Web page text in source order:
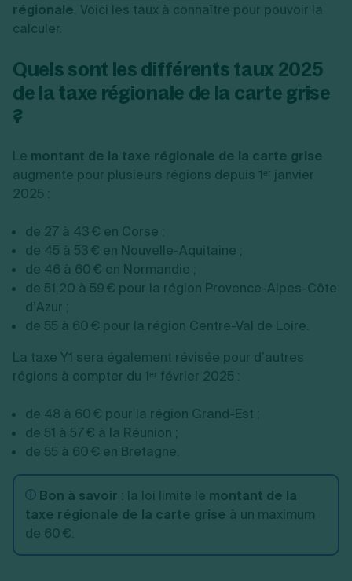
régionale. Voici les taux à connaître pour pouvoir la
calculer.
Quels sont les différents taux 2025
de la taxe régionale de la carte grise
?
Le montant de la taxe régionale de la carte grise
augmente pour plusieurs régions depuis 1ᵉʳ janvier
2025 :
de 27 à 43 € en Corse ;
de 45 à 53 € en Nouvelle-Aquitaine ;
de 46 à 60 € en Normandie ;
de 51,20 à 59 € pour la région Provence-Alpes-Côte
d’Azur ;
de 55 à 60 € pour la région Centre-Val de Loire.
La taxe Y1 sera également révisée pour d’autres
régions à compter du 1ᵉʳ février 2025 :
de 48 à 60 € pour la région Grand-Est ;
de 51 à 57 € à la Réunion ;
de 55 à 60 € en Bretagne.
Bon à savoir : la loi limite le montant de la
taxe régionale de la carte grise à un maximum
de 60 €.